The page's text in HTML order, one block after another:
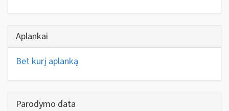
Aplankai
Bet kurį aplanką
Parodymo data